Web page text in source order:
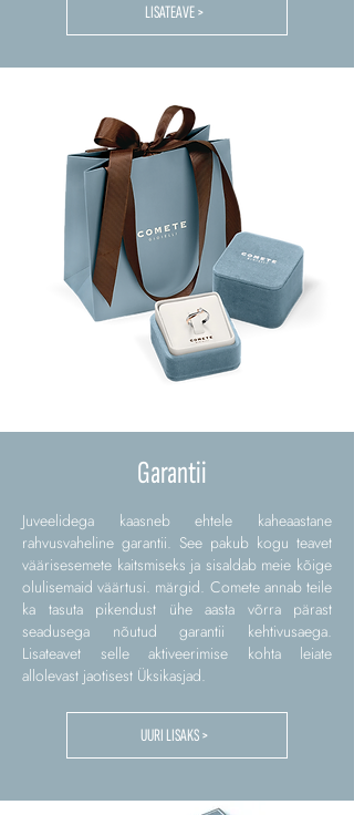
LISATEAVE >
Garantii
Juveelidega kaasneb ehtele kaheaastane
rahvusvaheline garantii. See pakub kogu teavet
väärisesemete kaitsmiseks ja sisaldab meie kõige
olulisemaid väärtusi. märgid. Comete annab teile
ka tasuta pikendust ühe aasta võrra pärast
seadusega nõutud garantii kehtivusaega.
Lisateavet selle aktiveerimise kohta leiate
allolevast jaotisest Üksikasjad.
UURI LISAKS >